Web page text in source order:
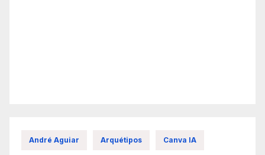
André Aguiar Arquétipos Canva IA